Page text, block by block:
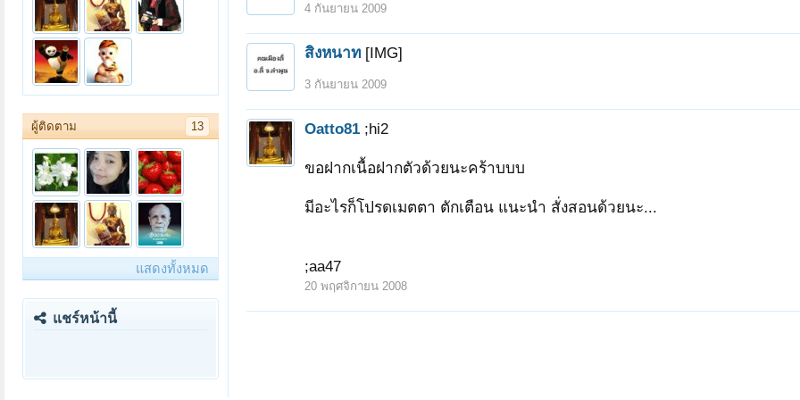
ผู้ติดตาม 13
แสดงทั้งหมด
แชร์หน้านี้
4 กันยายน 2009
สิงหนาท [IMG]
3 กันยายน 2009
Oatto81 ;hi2
ขอฝากเนื้อฝากตัวด้วยนะคร้าบบบ
มีอะไรก็โปรดเมตตา ตักเตือน แนะนำ สั่งสอนด้วยนะ...
;aa47
20 พฤศจิกายน 2008